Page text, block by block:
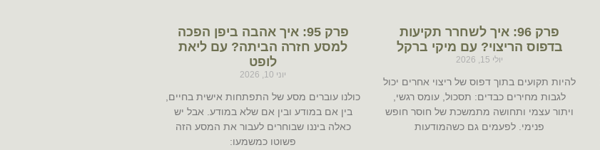
פרק 96: איך לשחרר תקיעות
בדפוס הריצוי? עם מיקי ברקל
יולי 15, 2026
להיות תקועים בתוך דפוס של ריצוי אחרים יכול
לגבות מחירים כבדים: תסכול, עומס רגשי,
ויתור עצמי ותחושה מתמשכת של חוסר חופש
פנימי. לפעמים גם כשהמודעות
פרק 95: איך אהבה ביפן הפכה
למסע חזרה הביתה? עם ליאת
לופט
יוני 10, 2026
כולנו עוברים מסע של התפתחות אישית בחיים,
בין אם במודע ובין אם שלא במודע. אבל יש
כאלה ביננו שבוחרים לעבור את המסע הזה
פשוטו כמשמעו: